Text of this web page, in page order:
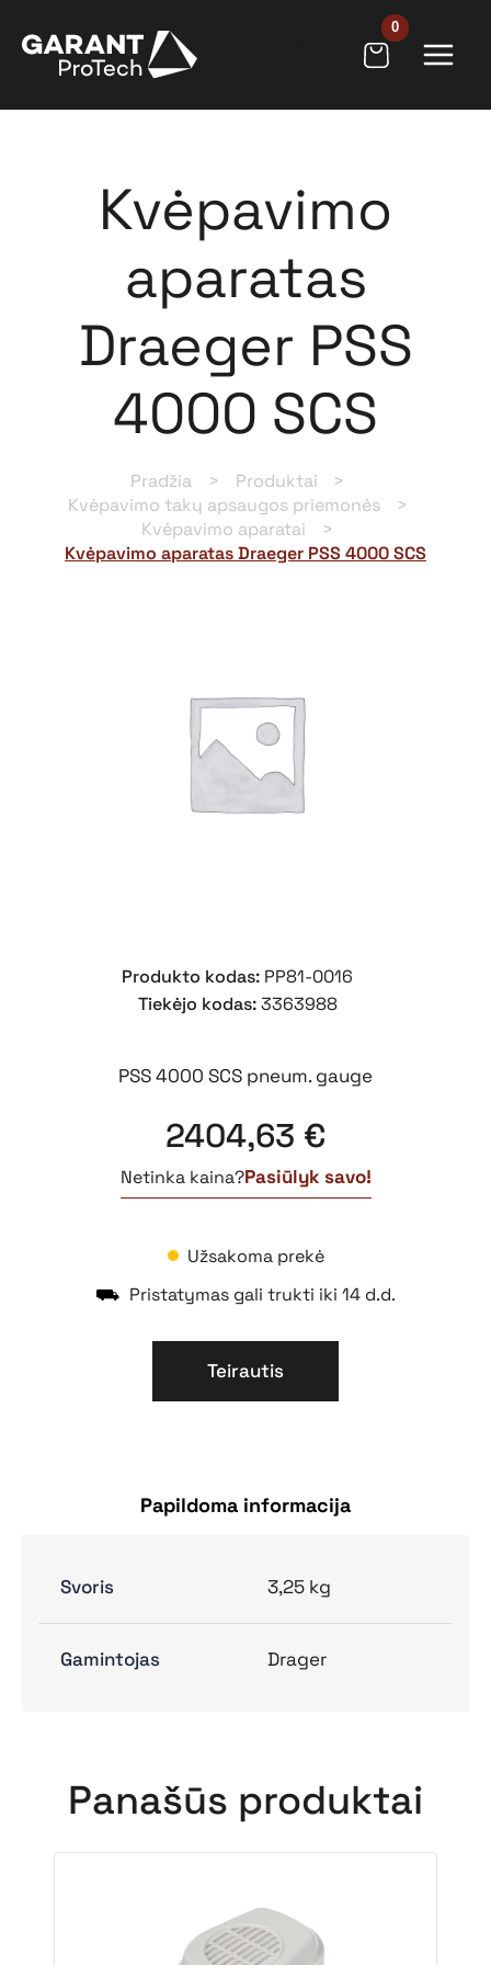
prie
Kvėpavimo
aparatas
Draeger PSS
4000 SCS
Pradžia
Produktai
Kvėpavimo takų apsaugos priemonės
Kvėpavimo aparatai
Kvėpavimo aparatas Draeger PSS 4000 SCS
Produkto kodas: PP81-0016
Tiekėjo kodas:3363988
PSS 4000 SCS pneum. gauge
2404,63 €
Netinka kaina?Pasiūlyk savo!
Užsakoma prekė
⛟ Pristatymas gali trukti iki 14 d.d.
Teirautis
Papildoma informacija
Svoris 3,25 kg
Gamintojas Drager
Panašūs produktai